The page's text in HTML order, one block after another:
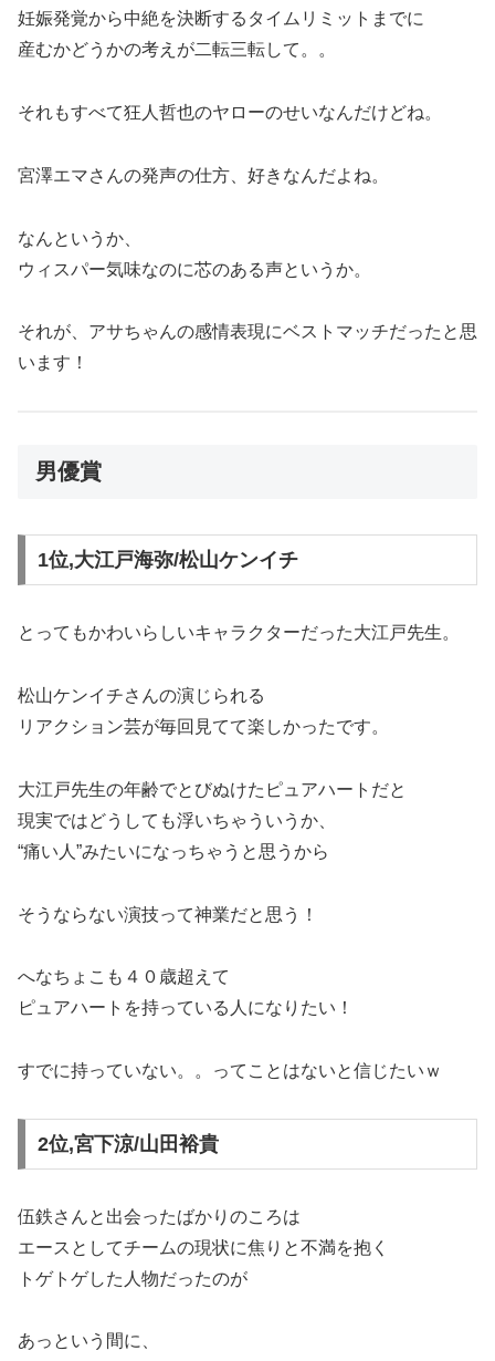
妊娠発覚から中絶を決断するタイムリミットまでに
産むかどうかの考えが二転三転して。。
それもすべて狂人哲也のヤローのせいなんだけどね。
宮澤エマさんの発声の仕方、好きなんだよね。
なんというか、
ウィスパー気味なのに芯のある声というか。
それが、アサちゃんの感情表現にベストマッチだったと思
います！
男優賞
1位,大江戸海弥/松山ケンイチ
とってもかわいらしいキャラクターだった大江戸先生。
松山ケンイチさんの演じられる
リアクション芸が毎回見てて楽しかったです。
大江戸先生の年齢でとびぬけたピュアハートだと
現実ではどうしても浮いちゃういうか、
“痛い人”みたいになっちゃうと思うから
そうならない演技って神業だと思う！
へなちょこも４０歳超えて
ピュアハートを持っている人になりたい！
すでに持っていない。。ってことはないと信じたいｗ
2位,宮下涼/山田裕貴
伍鉄さんと出会ったばかりのころは
エースとしてチームの現状に焦りと不満を抱く
トゲトゲした人物だったのが
あっという間に、